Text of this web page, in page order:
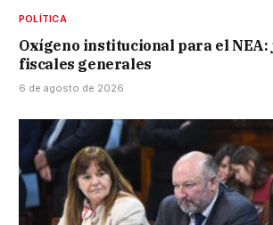
POLÍTICA
Oxígeno institucional para el
fiscales generales
6 de agosto de 2026